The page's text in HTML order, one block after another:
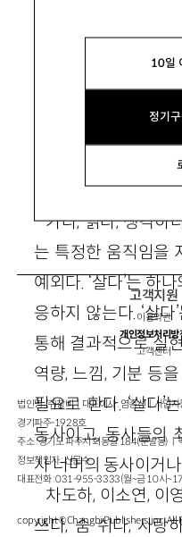
10일
정기
문학평론가, 경희
론집 『풍경 속의 빈 곳
가다, 읽다, 생각하
는 특정한 움직임을
예외다. ‘살다’는 하
응하지 않는다. ‘살
통해 결과적으로 실
역량, 느낌, 기분 등
필요로 한다. ‘살다’
동사이고, 동사들의
사 너머의 동사이거
차도하, 이소연, 이
쓰다, 숨 쉬다, 사랑
고객지원
이용약관
개인정보처리방
고객센터
법인명 : ㈜창비ㅣ대표이사 : 염종선ㅣ사
경기파주-1928호
주소 : 경기도 파주시 회동길 184(문발동)
정보책임자 : 신문수
대표전화 : 031-955-3333(월~금 10시
copyright © Changbi Publishers, inc. All